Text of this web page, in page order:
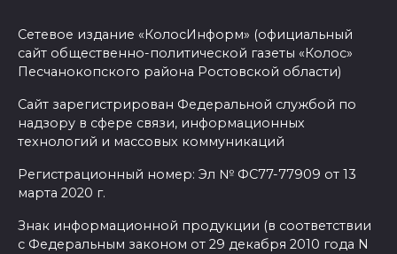
Сетевое издание «КолосИнформ» (официальный
сайт общественно-политической газеты «Колос»
Песчанокопского района Ростовской области)
Сайт зарегистрирован Федеральной службой по
надзору в сфере связи, информационных
технологий и массовых коммуникаций
Регистрационный номер: Эл № ФС77-77909 от 13
марта 2020 г.
Знак информационной продукции (в соответствии
с Федеральным законом от 29 декабря 2010 года N